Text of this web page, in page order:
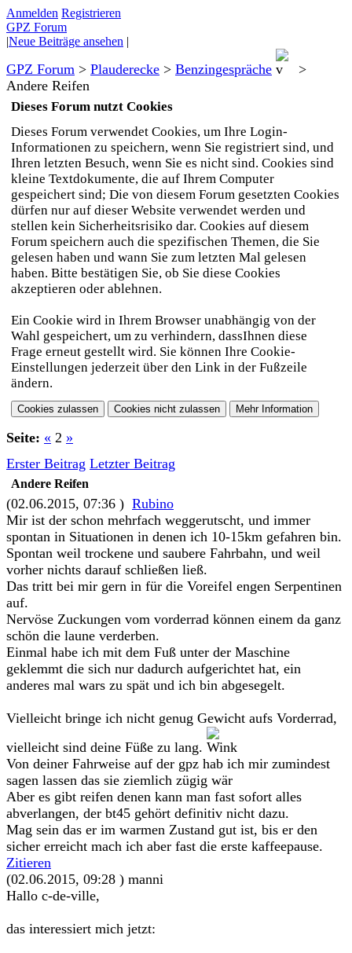
Anmelden Registrieren
GPZ Forum
|Neue Beiträge ansehen |
GPZ Forum > Plauderecke > Benzingespräche
>
Andere Reifen
Dieses Forum nutzt Cookies
Dieses Forum verwendet Cookies, um Ihre Login-
Informationen zu speichern, wenn Sie registriert sind, und
Ihren letzten Besuch, wenn Sie es nicht sind. Cookies sind
kleine Textdokumente, die auf Ihrem Computer
gespeichert sind; Die von diesem Forum gesetzten Cookies
dürfen nur auf dieser Website verwendet werden und
stellen kein Sicherheitsrisiko dar. Cookies auf diesem
Forum speichern auch die spezifischen Themen, die Sie
gelesen haben und wann Sie zum letzten Mal gelesen
haben. Bitte bestätigen Sie, ob Sie diese Cookies
akzeptieren oder ablehnen.
Ein Cookie wird in Ihrem Browser unabhängig von der
Wahl gespeichert, um zu verhindern, dassIhnen diese
Frage erneut gestellt wird. Sie können Ihre Cookie-
Einstellungen jederzeit über den Link in der Fußzeile
ändern.
Seite: « 2 »
Erster Beitrag Letzter Beitrag
Andere Reifen
(02.06.2015, 07:36 ) Rubino
Mir ist der schon mehrfach weggerutscht, und immer
spontan in Situationen in denen ich 10-15km gefahren bin.
Spontan weil trockene und saubere Fahrbahn, und weil
vorher nichts darauf schließen ließ.
Das tritt bei mir gern in für die Voreifel engen Serpentinen
auf.
Nervöse Zuckungen vom vorderrad können einem da ganz
schön die laune verderben.
Einmal habe ich mit dem Fuß unter der Maschine
geklemmt die sich nur dadurch aufgerichtet hat, ein
anderes mal wars zu spät und ich bin abgesegelt.
Vielleicht bringe ich nicht genug Gewicht aufs Vorderrad,
vielleicht sind deine Füße zu lang.
Von deiner Fahrweise auf der gpz hab ich mir zumindest
sagen lassen das sie ziemlich zügig wär
Aber es gibt reifen denen kann man fast sofort alles
abverlangen, der bt45 gehört definitiv nicht dazu.
Mag sein das er im warmen Zustand gut ist, bis er den
sicher erreicht mach ich aber fast die erste kaffeepause.
Zitieren
(02.06.2015, 09:28 ) manni
Hallo c-de-ville,
das interessiert mich jetzt: